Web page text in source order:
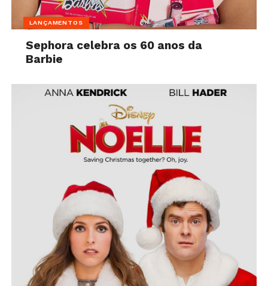
LANÇAMENTOS
Sephora celebra os 60 anos da
Barbie